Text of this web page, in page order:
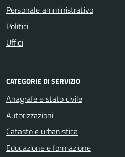
Personale amministrativo
Politici
Uffici
CATEGORIE DI SERVIZIO
Anagrafe e stato civile
Autorizzazioni
Catasto e urbanistica
Educazione e formazione